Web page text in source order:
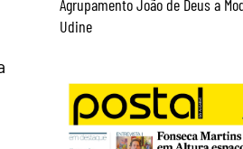
Agrupamento João de Deus a
Udine